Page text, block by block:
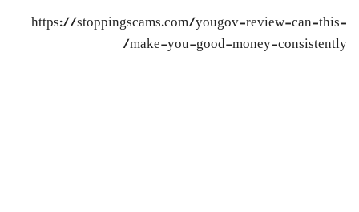
https://stoppingscams.com/yougov-review-can-this-
make-you-good-money-consistently/